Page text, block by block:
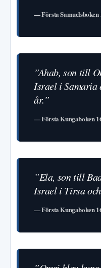
— Första Samuelsboken
”Ahab, son till
Israel i Samaria
år.”
— Första Kungaboken
”Ela, son till
Israel i Tirsa
— Första Kungaboken